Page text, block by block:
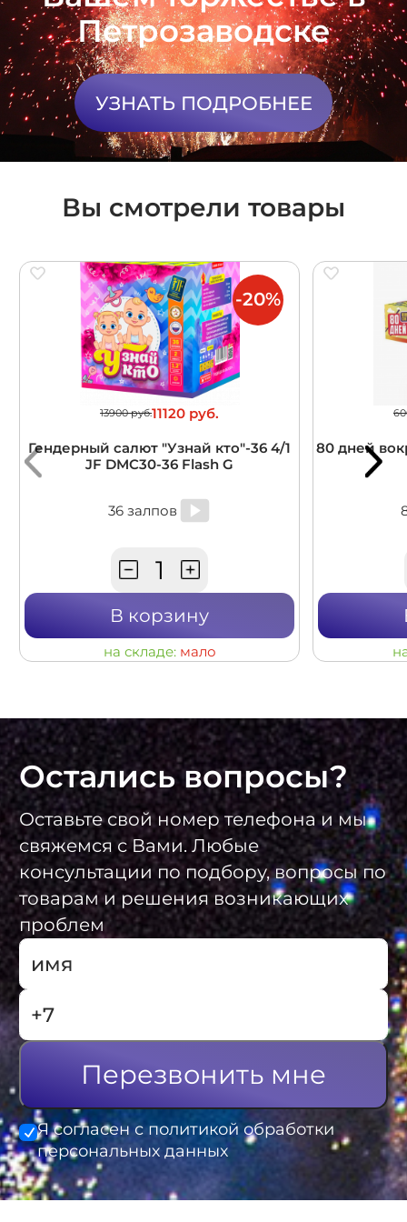
Петрозаводске
УЗНАТЬ ПОДРОБНЕЕ
Вы смотрели товары
13900 руб.11120 руб.
Гендерный салют "Узнай кто"-36 4/1
JF DMC30-36 Flash G
36 залпов
В корзину
на складе: мало
-20%
80 дней
Остались вопросы?
Оставьте свой номер телефона и мы
свяжемся с Вами. Любые
консультации по подбору, вопросы по
товарам и решения возникающих
проблем
Перезвонить мне
Я согласен с политикой обработки
персональных данных